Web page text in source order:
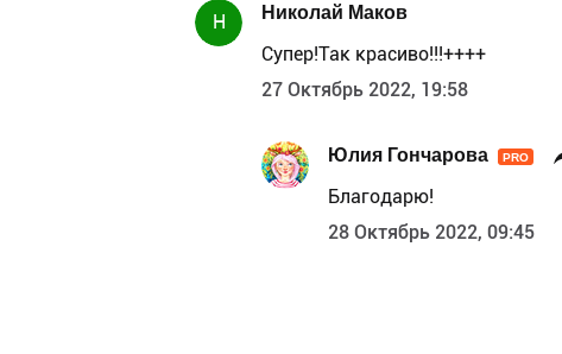
Н Николай Маков
Супер!Так красиво!!!++++
27 Октябрь 2022, 19:58
Юлия Гончарова PRO
Благодарю!
28 Октябрь 2022, 09:45